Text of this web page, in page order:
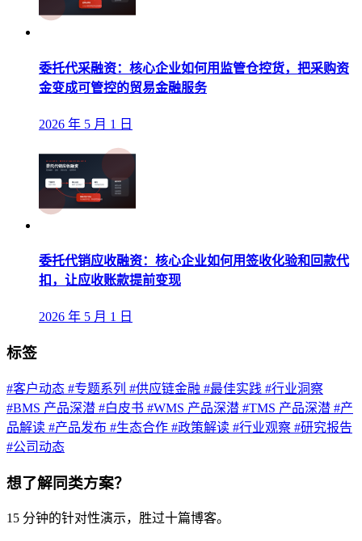
委托代采融资：核心企业如何用监管仓控货，把采购资
金变成可管控的贸易金融服务
2026 年 5 月 1 日
委托代销应收融资：核心企业如何用签收化验和回款代
扣，让应收账款提前变现
2026 年 5 月 1 日
标签
#客户动态 #专题系列 #供应链金融 #最佳实践 #行业洞察
#BMS 产品深潜 #白皮书 #WMS 产品深潜 #TMS 产品深潜 #产
品解读 #产品发布 #生态合作 #政策解读 #行业观察 #研究报告
#公司动态
想了解同类方案？
15 分钟的针对性演示，胜过十篇博客。